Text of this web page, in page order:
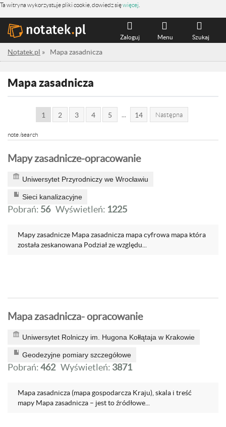
Ta witryna wykorzystuje pliki cookie, dowiedz sięwięcej
Szukaj
Menu
Zaloguj
Notatek.pl » Mapa zasadnicza
Mapa zasadnicza
1 2 3 4 5 14 Następna
note /search
Mapy zasadnicze-opracowanie
Uniwersytet Przyrodniczy we Wrocławiu
Sieci kanalizacyjne
Pobrań: 56 Wyświetleń: 1225
Mapy zasadnicze Mapa zasadnicza mapa cyfrowa mapa która
została zeskanowana Podział ze względu...
Mapa zasadnicza- opracowanie
Uniwersytet Rolniczy im. Hugona Kołłątaja w Krakowie
Geodezyjne pomiary szczegółowe
Pobrań:462 Wyświetleń: 3871
Mapa zasadnicza (mapa gospodarcza Kraju), skala i treść
mapy Mapa zasadnicza – jest to źródłowe...